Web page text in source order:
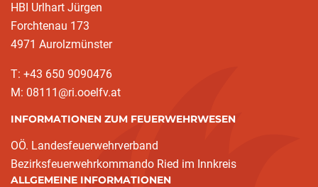
HBI Urlhart Jürgen
Forchtenau 173
4971 Aurolzmünster
T: +43 650 9090476
M: 08111@ri.ooelfv.at
INFORMATIONEN ZUM FEUERWEHRWESEN
OÖ. Landesfeuerwehrverband
Bezirksfeuerwehrkommando Ried im Innkreis
ALLGEMEINE INFORMATIONEN